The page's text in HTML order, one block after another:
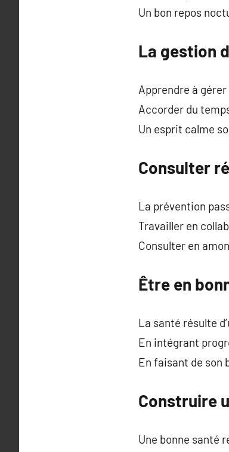
Un bon repos
La gestion
Apprendre à
Accorder du
Un esprit calme
Consulter
La prévention
Travailler en
Consulter en
Être en
La santé résulte
En intégrant
En faisant de son
Construire
Une bonne santé